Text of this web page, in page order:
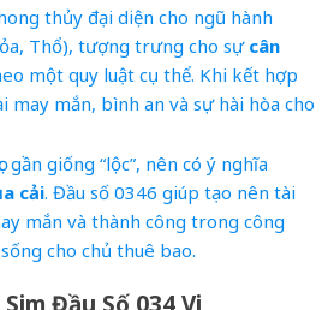
thủy đại diện cho ngũ hành
Thổ), tượng trưng cho sự cân
một quy luật cụ thể. Khi kết hợp
may mắn, bình an và sự hài hòa cho
gần giống “lộc”, nên có ý nghĩa
cải. Đầu số 0346 giúp tạo nên tài
mắn và thành công trong công
cho chủ thuê bao.